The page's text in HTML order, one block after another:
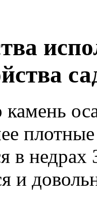
камень
в
и